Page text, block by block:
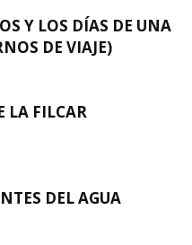
Y LOS DÍAS DE UNA
DE VIAJE)
LA FILCAR
DEL AGUA